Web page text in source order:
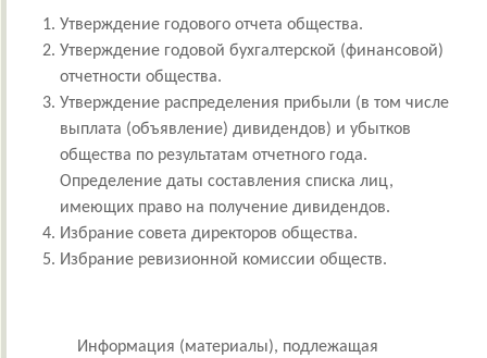
Утверждение годового отчета общества.
Утверждение годовой бухгалтерской (финансовой)
отчетности общества.
Утверждение распределения прибыли (в том числе
выплата (объявление) дивидендов) и убытков
общества по результатам отчетного года.
Определение даты составления списка лиц,
имеющих право на получение дивидендов.
Избрание совета директоров общества.
Избрание ревизионной комиссии обществ.
Информация (материалы), подлежащая